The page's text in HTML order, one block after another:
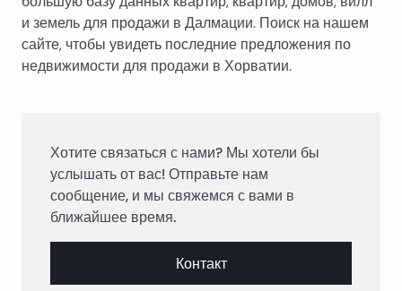
и земель для продажи в Далмации. Поиск на нашем
сайте, чтобы увидеть последние предложения по
недвижимости для продажи в Хорватии.
Хотите связаться с нами? Мы хотели бы
услышать от вас! Отправьте нам
сообщение, и мы свяжемся с вами в
ближайшее время.
Контакт